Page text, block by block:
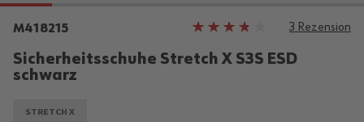
M418215
Bewertung:
3 Rezension
Sicherheitsschuhe Stretch X S3S ESD
schwarz
STRETCH X